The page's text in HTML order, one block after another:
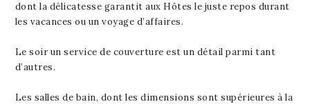
dont la délicatesse garantit aux Hôtes le juste repos durant
les vacances ou un voyage d’affaires.
Le soir un service de couverture est un détail parmi tant
d’autres.
Les salles de bain, dont les dimensions sont supérieures à la